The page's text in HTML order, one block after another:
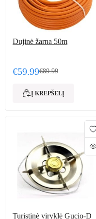
Dujinė žarna 50m
€89.99
Original price was:
€59.99
Current price is:
Į KREPŠELĮ
Turistinė viryklė Gucio-D